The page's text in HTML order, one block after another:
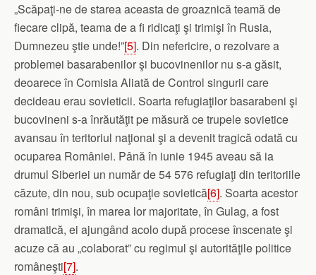
„Scăpaţi‑ne de starea aceasta de groaznică teamă de
fiecare clipă, teama de a fi ridicaţi şi trimişi în Rusia,
Dumnezeu ştie unde!”[5]. Din nefericire, o rezolvare a
problemei basarabenilor şi bucovinenilor nu s‑a găsit,
deoarece în Comisia Aliată de Control singurii care
decideau erau sovieticii. Soarta refugiaţilor basarabeni şi
bucovineni s‑a înrăutăţit pe măsură ce trupele sovietice
avansau în teritoriul naţional şi a devenit tragică odată cu
ocuparea României. Până în iunie 1945 aveau să ia
drumul Siberiei un număr de 54 576 refugiaţi din teritoriile
căzute, din nou, sub ocupaţie sovietică[6]. Soarta acestor
români trimişi, în marea lor majoritate, în Gulag, a fost
dramatică, ei ajungând acolo după procese înscenate şi
acuze că au „colaborat” cu regimul şi autorităţile politice
româneşti[7].